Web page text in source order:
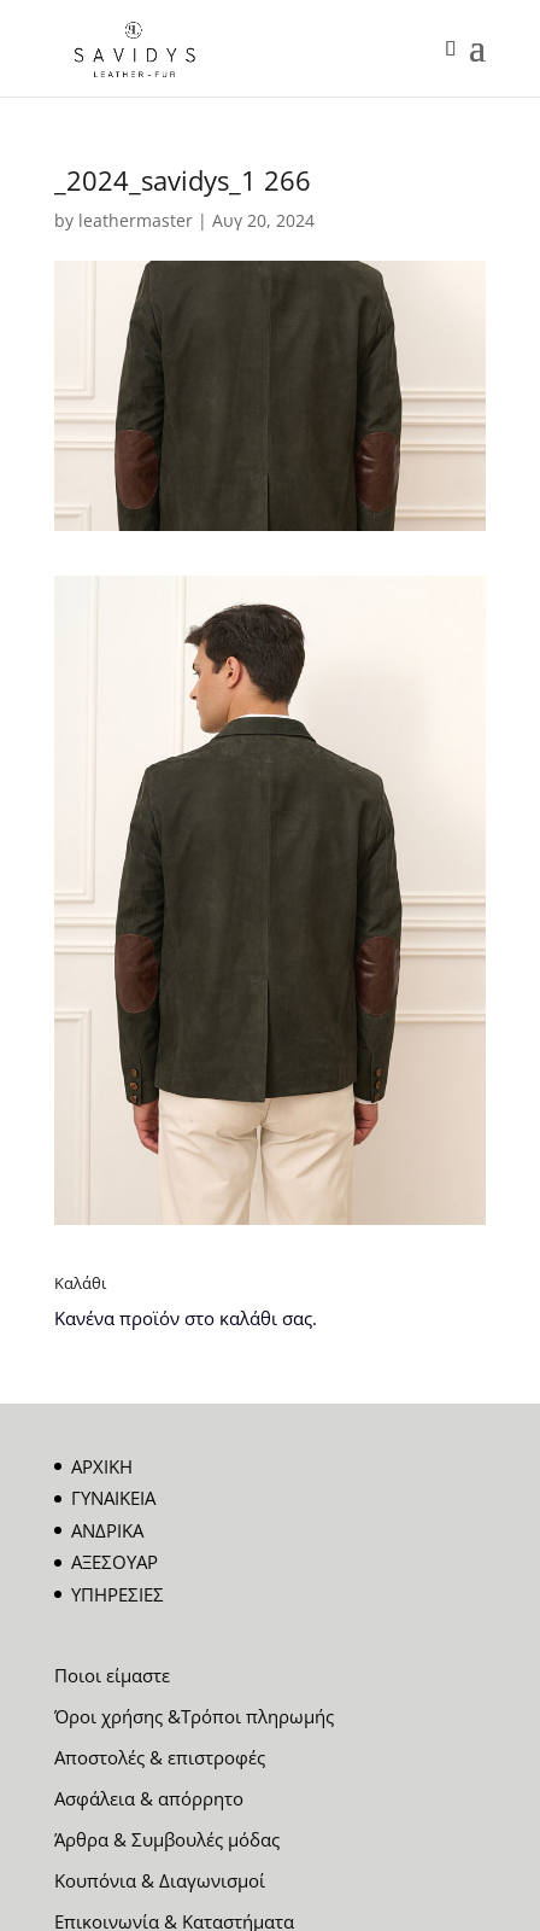
_2024_savidys_1 266
by leathermaster| Αυγ 20, 2024
Καλάθι
Κανένα προϊόν στο καλάθι σας.
ΑΡΧΙΚΗ
ΓΥΝΑΙΚΕΙΑ
ΑΝΔΡΙΚΑ
ΑΞΕΣΟΥΑΡ
ΥΠΗΡΕΣΙΕΣ
Ποιοι είμαστε
Όροι χρήσης &Τρόποι πληρωμής
Αποστολές & επιστροφές
Ασφάλεια & απόρρητο
Άρθρα & Συμβουλές μόδας
Κουπόνια & Διαγωνισμοί
Επικοινωνία & Καταστήματα